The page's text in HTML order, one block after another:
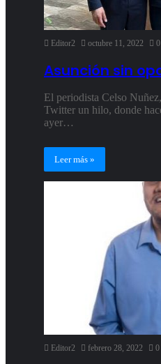
Editor2 octubre 11, 2022 0
Asunción sin
El periodista Celso
Twitter un hilo, donde
ayer…
Leer más »
Editor2 febrero 28, 2022 0